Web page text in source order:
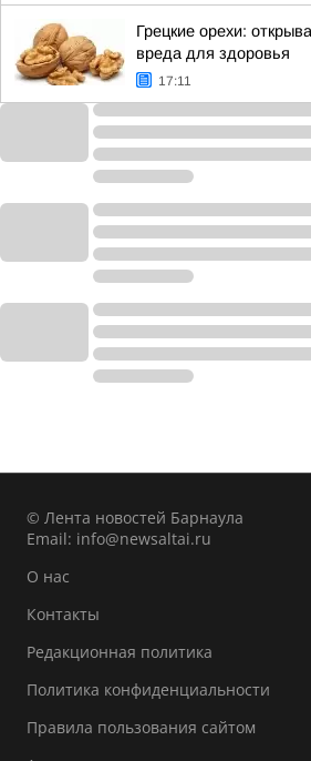
Грецкие орехи:
вреда для здоровья
17:11
© Лента новостей Барнаула
Email: info@newsaltai.ru
О нас
Контакты
Редакционная политика
Политика конфиденциальности
Правила пользования сайтом